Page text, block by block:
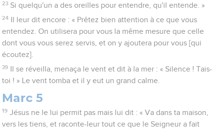
23 Si quelqu'un a des oreilles pour entendre, qu'il entende. »
24
Il leur dit encore : « Prêtez bien attention à ce que vous
entendez. On utilisera pour vous la même mesure que celle
dont vous vous serez servis, et on y ajoutera pour vous [qui
écoutez].
39
Il se réveilla, menaça le vent et dit à la mer : « Silence ! Tais-
toi ! » Le vent tomba et il y eut un grand calme.
Marc 5
19 Jésus ne le lui permit pas mais lui dit : « Va dans ta maison,
vers les tiens, et raconte-leur tout ce que le Seigneur a fait